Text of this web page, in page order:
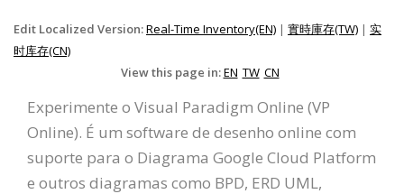
Edit Localized Version:Real-Time Inventory(EN) | 實時庫存(TW) | 实
时库存(CN)
View this page in:EN TW CN
Experimente o Visual Paradigm Online (VP
Online). É um software de desenho online com
suporte para o Diagrama Google Cloud Platform
e outros diagramas como BPD, ERD UML,